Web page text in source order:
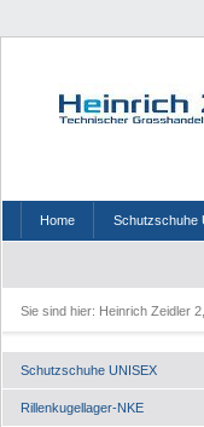
Home Schutzschuhe
Sie sind hier: Heinrich Zeidler
Schutzschuhe UNISEX
Rillenkugellager-NKE